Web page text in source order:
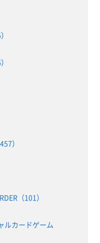
）
（101）
ルカードゲーム